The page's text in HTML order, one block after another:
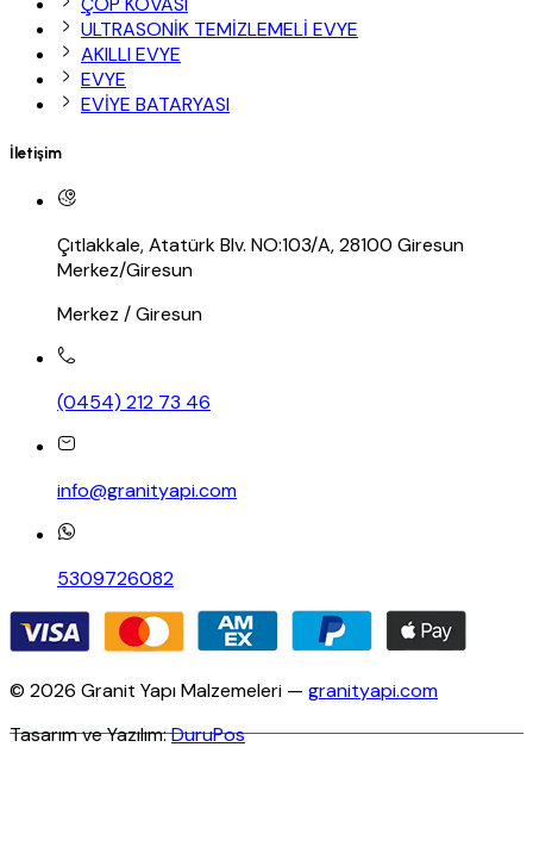
ULTRASONİK TEMİZLEMELİ EVYE
AKILLI EVYE
EVYE
EVİYE BATARYASI
İletişim
Çıtlakkale, Atatürk Blv. NO:103/A, 28100 Giresun
Merkez/Giresun
Merkez / Giresun
(0454) 212 73 46
info@granityapi.com
5309726082
© 2026 Granit Yapı Malzemeleri — granityapi.com
Tasarım ve Yazılım:DuruPos